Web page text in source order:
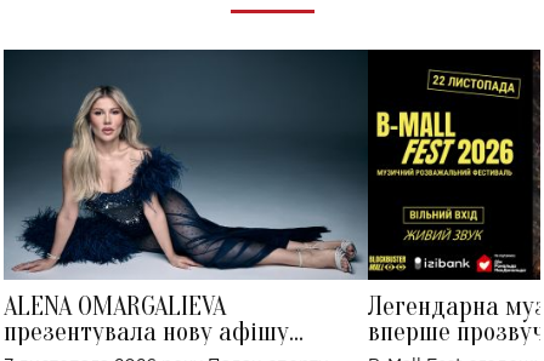
ALENA OMARGALIEVA
презентувала нову афішу
Легендарна
вперше